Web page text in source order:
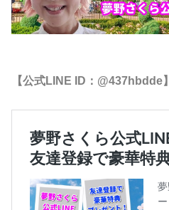
【公式LINE ID：@437hbdde】